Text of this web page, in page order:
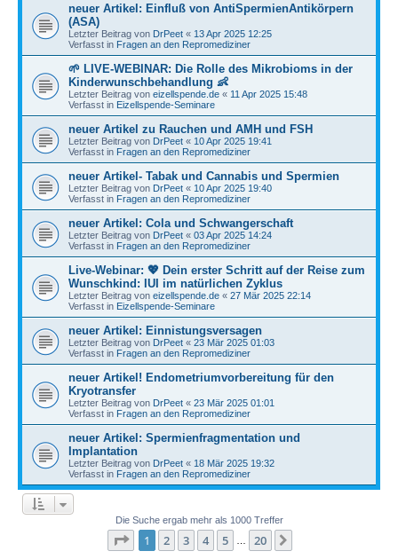
neuer Artikel: Einfluß von AntiSpermienAntikörpern
(ASA)
Letzter Beitrag von DrPeet « 13 Apr 2025 12:25
Verfasst in Fragen an den Repromediziner
🌱 LIVE-WEBINAR: Die Rolle des Mikrobioms in der
Kinderwunschbehandlung 👶
Letzter Beitrag von eizellspende.de « 11 Apr 2025 15:48
Verfasst in Eizellspende-Seminare
neuer Artikel zu Rauchen und AMH und FSH
Letzter Beitrag von DrPeet « 10 Apr 2025 19:41
Verfasst in Fragen an den Repromediziner
neuer Artikel- Tabak und Cannabis und Spermien
Letzter Beitrag von DrPeet « 10 Apr 2025 19:40
Verfasst in Fragen an den Repromediziner
neuer Artikel: Cola und Schwangerschaft
Letzter Beitrag von DrPeet « 03 Apr 2025 14:24
Verfasst in Fragen an den Repromediziner
Live-Webinar: 💖 Dein erster Schritt auf der Reise zum
Wunschkind: IUI im natürlichen Zyklus
Letzter Beitrag von eizellspende.de « 27 Mär 2025 22:14
Verfasst in Eizellspende-Seminare
neuer Artikel: Einnistungsversagen
Letzter Beitrag von DrPeet « 23 Mär 2025 01:03
Verfasst in Fragen an den Repromediziner
neuer Artikel! Endometriumvorbereitung für den
Kryotransfer
Letzter Beitrag von DrPeet « 23 Mär 2025 01:01
Verfasst in Fragen an den Repromediziner
neuer Artikel: Spermienfragmentation und
Implantation
Letzter Beitrag von DrPeet « 18 Mär 2025 19:32
Verfasst in Fragen an den Repromediziner
Die Suche ergab mehr als 1000 Treffer
Seite 1von 20
1 2 3 4 5 20